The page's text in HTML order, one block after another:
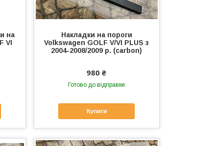
на
VI
Накладки на пороги
Volkswagen GOLF V/VI PLUS з
2004-2008/2009 р. (carbon)
980 ₴
Готово до відправки
Купити